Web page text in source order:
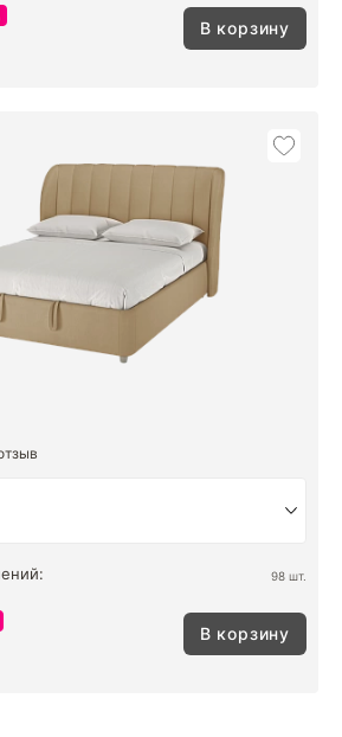
В корзину
98 шт.
В корзину